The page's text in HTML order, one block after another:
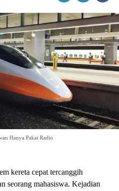
Hanya Pakai Radio
kereta cepat tercanggih
seorang mahasiswa. Kejadian